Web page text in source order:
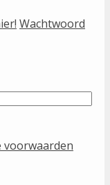
Wachtwoord
voorwaarden